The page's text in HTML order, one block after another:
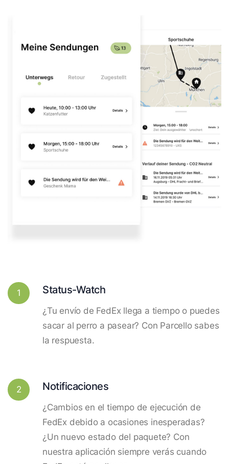
1 Status-Watch
¿Tu envío de FedEx llega a tiempo o puedes
sacar al perro a pasear? Con Parcello sabes
la respuesta.
2 Notificaciones
¿Cambios en el tiempo de ejecución de
FedEx debido a ocasiones inesperadas?
¿Un nuevo estado del paquete? Con
nuestra aplicación siempre verás cuando